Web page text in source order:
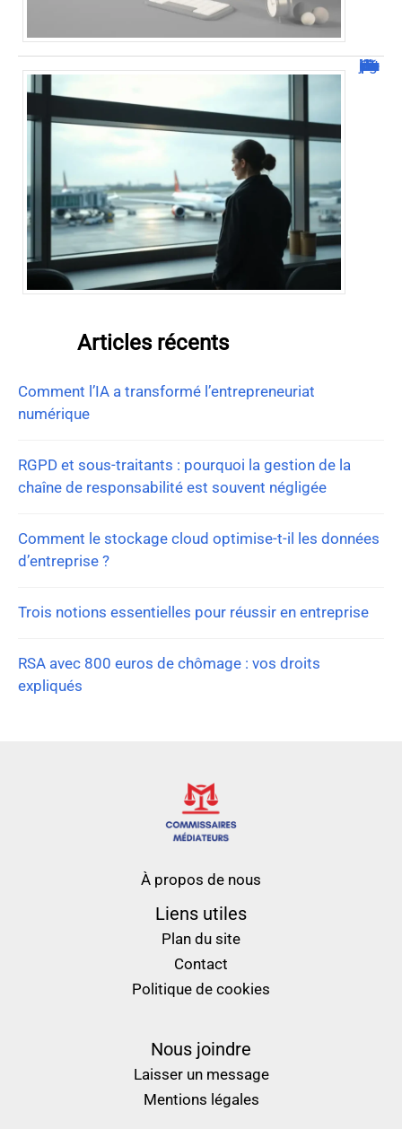
Combien de jour pour un décès d’un parent à l’étranger ?
Articles récents
Comment l’IA a transformé l’entrepreneuriat
numérique
RGPD et sous-traitants : pourquoi la gestion de la
chaîne de responsabilité est souvent négligée
Comment le stockage cloud optimise-t-il les données
d’entreprise ?
Trois notions essentielles pour réussir en entreprise
RSA avec 800 euros de chômage : vos droits
expliqués
À propos de nous
Liens utiles
Plan du site
Contact
Politique de cookies
Nous joindre
Laisser un message
Mentions légales